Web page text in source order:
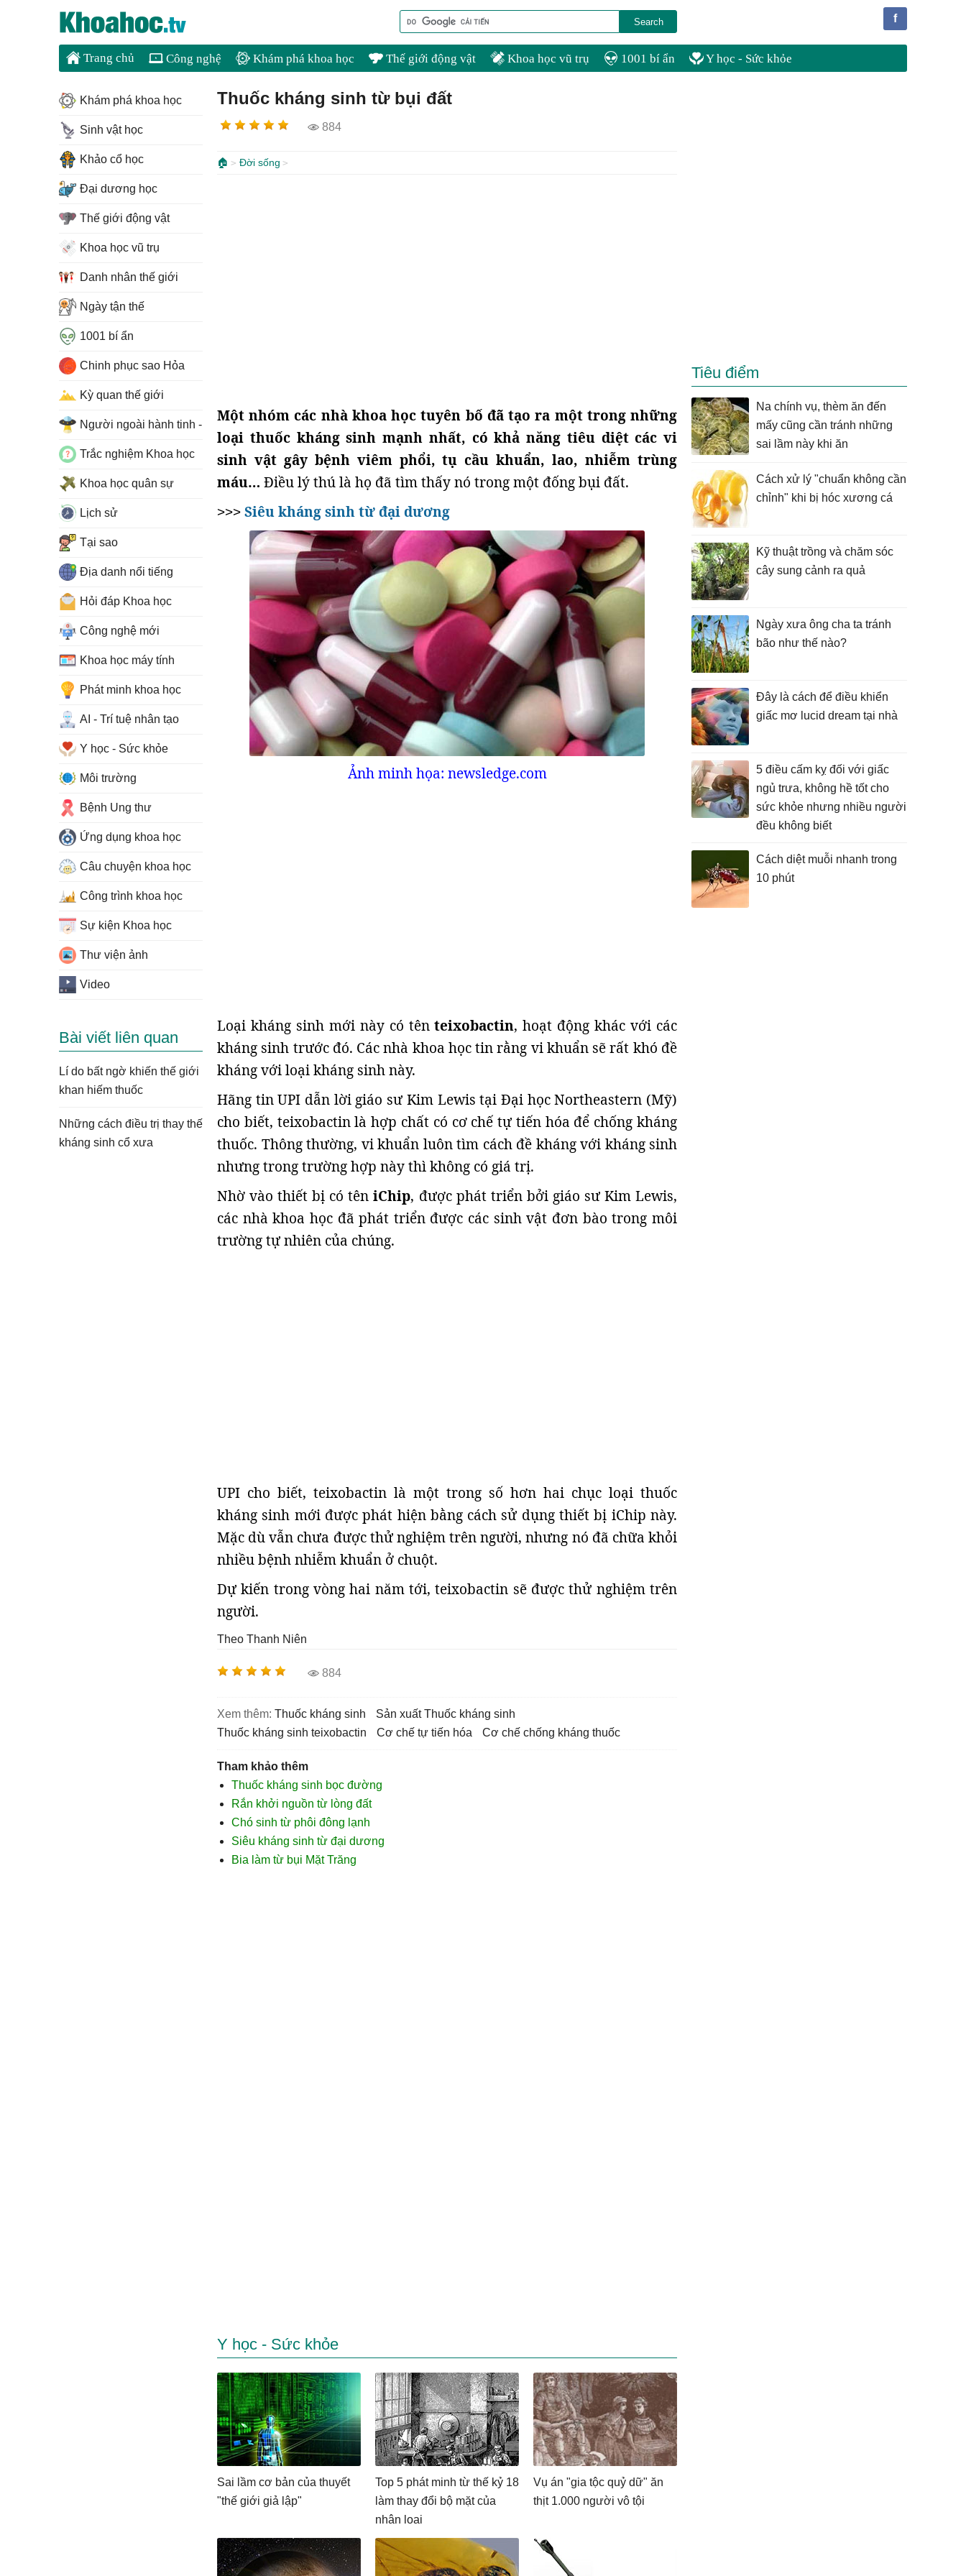
f
Trang chủ Công nghệ Khám phá khoa học Thế giới động vật Khoa học vũ trụ 1001 bí ẩn Y học - Sức khỏe
Thuốc kháng sinh từ bụi đất
884
🏠 Đời sống
Một nhóm các nhà khoa học tuyên bố đã tạo ra một trong những
loại thuốc kháng sinh mạnh nhất, có khả năng tiêu diệt các vi
sinh vật gây bệnh viêm phổi, tụ cầu khuẩn, lao, nhiễm trùng
máu… Điều lý thú là họ đã tìm thấy nó trong một đống bụi đất.
>>> Siêu kháng sinh từ đại dương
Ảnh minh họa: newsledge.com
Loại kháng sinh mới này có tênteixobactin, hoạt động khác với các
kháng sinh trước đó. Các nhà khoa học tin rằng vi khuẩn sẽ rất khó đề
kháng với loại kháng sinh này.
Hãng tin UPI dẫn lời giáo sư Kim Lewis tại Đại học Northeastern (Mỹ)
cho biết, teixobactin là hợp chất có cơ chế tự tiến hóa để chống kháng
thuốc. Thông thường, vi khuẩn luôn tìm cách đề kháng với kháng sinh
nhưng trong trường hợp này thì không có giá trị.
Nhờ vào thiết bị có têniChip, được phát triển bởi giáo sư Kim Lewis,
các nhà khoa học đã phát triển được các sinh vật đơn bào trong môi
trường tự nhiên của chúng.
UPI cho biết, teixobactin là một trong số hơn hai chục loại thuốc
kháng sinh mới được phát hiện bằng cách sử dụng thiết bị iChip này.
Mặc dù vẫn chưa được thử nghiệm trên người, nhưng nó đã chữa khỏi
nhiều bệnh nhiễm khuẩn ở chuột.
Dự kiến trong vòng hai năm tới, teixobactin sẽ được thử nghiệm trên
người.
Theo Thanh Niên
884
Xem thêm: Thuốc kháng sinh
sản xuất Thuốc kháng sinh
thuốc kháng sinh teixobactin
cơ chế tự tiến hóa cơ chế chống kháng thuốc
Tham khảo thêm
Thuốc kháng sinh bọc đường
Rắn khởi nguồn từ lòng đất
Chó sinh từ phôi đông lạnh
Siêu kháng sinh từ đại dương
Bia làm từ bụi Mặt Trăng
Y học - Sức khỏe
Sai lầm cơ bản của thuyết
"thế giới giả lập"
Top 5 phát minh từ thế kỷ 18
làm thay đổi bộ mặt của
nhân loại
Vụ án "gia tộc quỷ dữ" ăn
thịt 1.000 người vô tội
Tiêu điểm
Na chính vụ, thèm ăn đến
mấy cũng cần tránh những
sai lầm này khi ăn
Cách xử lý "chuẩn không cần
chỉnh" khi bị hóc xương cá
Kỹ thuật trồng và chăm sóc
cây sung cảnh ra quả
Ngày xưa ông cha ta tránh
bão như thế nào?
Đây là cách để điều khiển
giấc mơ lucid dream tại nhà
5 điều cấm kỵ đối với giấc
ngủ trưa, không hề tốt cho
sức khỏe nhưng nhiều người
đều không biết
Cách diệt muỗi nhanh trong
10 phút
Khám phá khoa học
Sinh vật học
Khảo cổ học
Đại dương học
Thế giới động vật
Khoa học vũ trụ
Danh nhân thế giới
Ngày tận thế
1001 bí ẩn
Chinh phục sao Hỏa
Kỳ quan thế giới
Người ngoài hành tinh - UFO
Trắc nghiệm Khoa học
Khoa học quân sự
Lịch sử
Tại sao
Địa danh nổi tiếng
Hỏi đáp Khoa học
Công nghệ mới
Khoa học máy tính
Phát minh khoa học
AI - Trí tuệ nhân tạo
Y học - Sức khỏe
Môi trường
Bệnh Ung thư
Ứng dụng khoa học
Câu chuyện khoa học
Công trình khoa học
Sự kiện Khoa học
Thư viện ảnh
Video
Bài viết liên quan
Lí do bất ngờ khiến thế giới
khan hiếm thuốc
Những cách điều trị thay thế
kháng sinh cổ xưa